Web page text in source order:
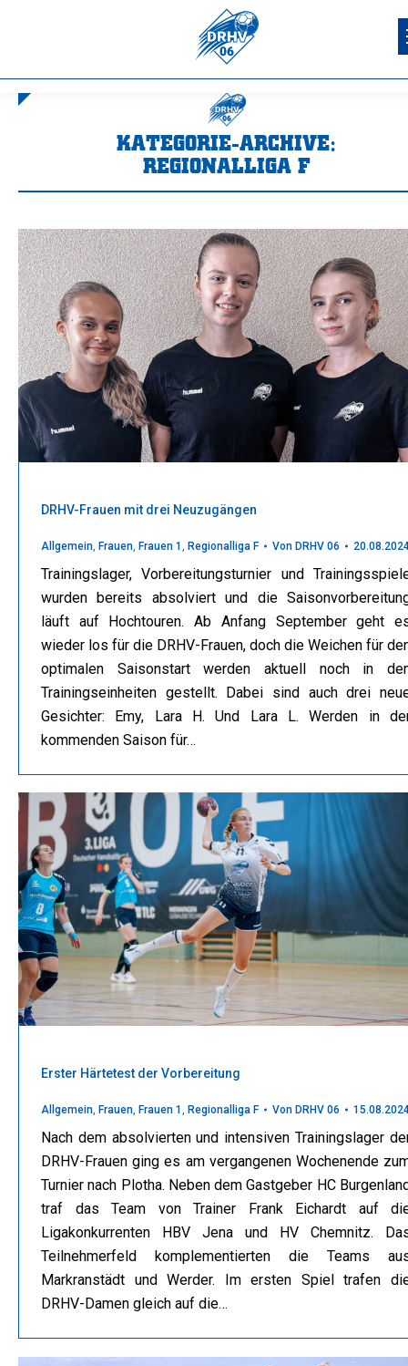
KATEGORIE-ARCHIVE:
REGIONALLIGA F
DRHV-Frauen mit drei Neuzugängen
Allgemein, Frauen, Frauen 1 , Regionalliga F Von DRHV 06
Trainingslager, Vorbereitungsturnier und
wurden bereits absolviert und die
läuft auf Hochtouren. Ab Anfang September geht
wieder los für die DRHV-Frauen, doch die Weichen für
optimalen Saisonstart werden aktuell noch in
Trainingseinheiten gestellt. Dabei sind auch drei
Gesichter: Emy, Lara H. Und Lara L. Werden in
kommenden Saison für…
Erster Härtetest der Vorbereitung
Allgemein, Frauen, Frauen 1 , Regionalliga F Von DRHV 06
Nach dem absolvierten und intensiven Trainingslager
DRHV-Frauen ging es am vergangenen Wochenende
Turnier nach Plotha. Neben dem Gastgeber HC
traf das Team von Trainer Frank Eichardt auf
Ligakonkurrenten HBV Jena und HV Chemnitz.
Teilnehmerfeld komplementierten die Teams
Markranstädt und Werder. Im ersten Spiel trafen
DRHV-Damen gleich auf die…